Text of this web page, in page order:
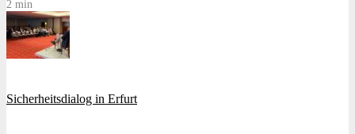
2 min
Sicherheitsdialog in Erfurt